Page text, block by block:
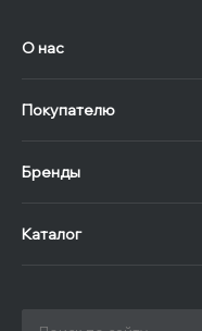
О нас
Покупателю
Бренды
Каталог